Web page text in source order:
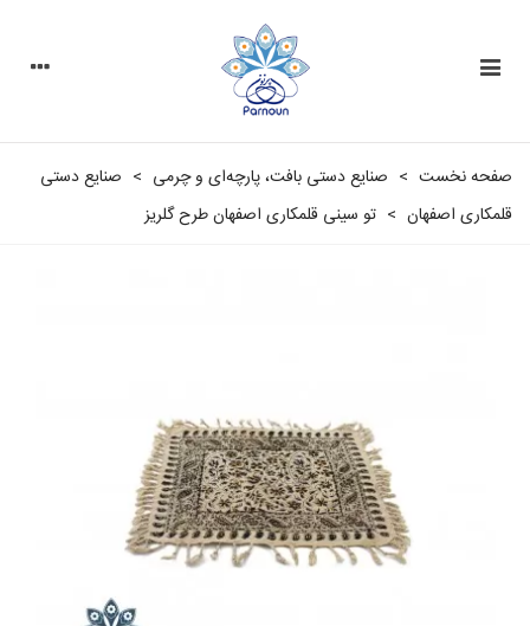
صفحه نخست > صنایع دستی بافت، پارچه‌ای و چرمی > صنایع دستی
قلمکاری اصفهان > تو سینی قلمکاری اصفهان طرح گلریز